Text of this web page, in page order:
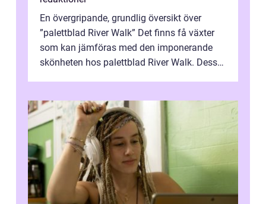
En övergripande, grundlig översikt över
”palettblad River Walk” Det finns få växter
som kan jämföras med den imponerande
skönheten hos palettblad River Walk. Dess